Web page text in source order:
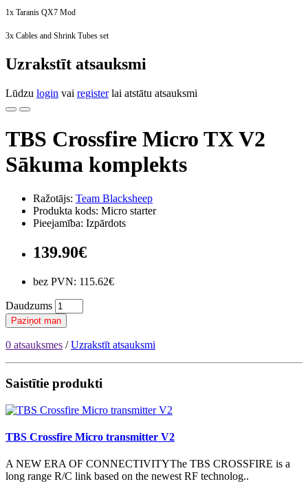
1x Taranis QX7 Mod
3x Cables and Shrink Tubes set
Uzrakstīt atsauksmi
Lūdzu login vai registerlai atstātu atsauksmi
TBS Crossfire Micro TX V2
Sākuma komplekts
Ražotājs: Team Blacksheep
Produkta kods: Micro starter
Pieejamība: Izpārdots
139.90€
bez PVN: 115.62€
Daudzums
Paziņot man
0 atsauksmes /Uzrakstīt atsauksmi
Saistītie produkti
TBS Crossfire Micro transmitter V2
A NEW ERA OF CONNECTIVITYThe TBS CROSSFIRE is a
long range R/C link based on the newest RF technolog..